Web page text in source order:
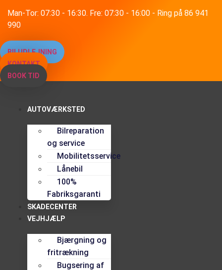
indhold
Man-Tor: 07:30 - 16:30. Fre: 07:30 - 16:00 - Ring på 86 941
990
BILUDLEJNING
KONTAKT
BOOK TID
AUTOVÆRKSTED
Bilreparation
og service
Mobilitetsservice
Lånebil
100%
Fabriksgaranti
SKADECENTER
VEJHJÆLP
Bjærgning og
fritrækning
Bugsering af